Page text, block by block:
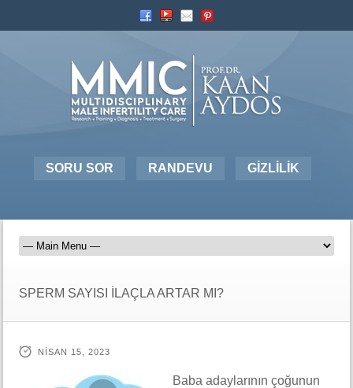
SORU SOR RANDEVU GİZLİLİK
SPERM SAYISI İLAÇLA ARTAR MI?
NISAN 15, 2023
Baba adaylarının çoğunun